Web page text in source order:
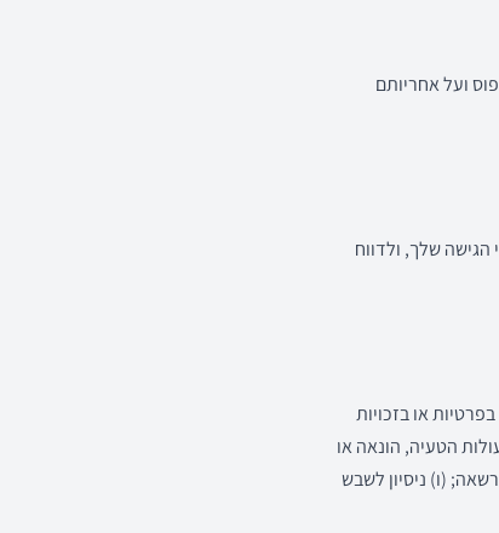
ועל אחריותם
שלך, ולדווח
או בזכויות
הטעיה, הונאה או
(ו) ניסיון לשבש